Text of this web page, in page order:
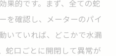
果的です。まず、全ての蛇
を確認し、メーターのパイ
いていれば、どこかで水漏
蛇口ごとに開閉して異常が